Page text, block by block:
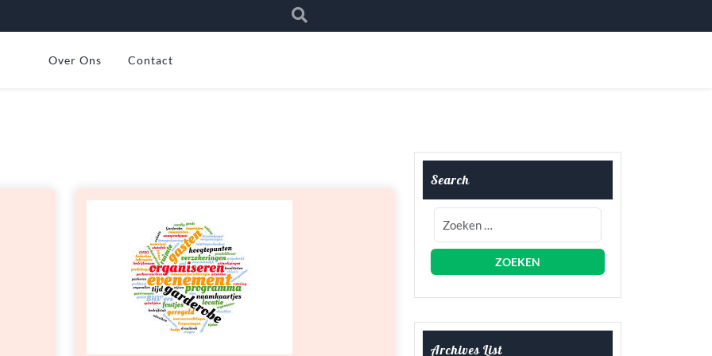
Over Ons Contact
Search
Archives List